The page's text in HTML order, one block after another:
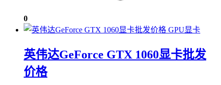
0
GPU显卡
英伟达GeForce GTX 1060显卡批发
价格